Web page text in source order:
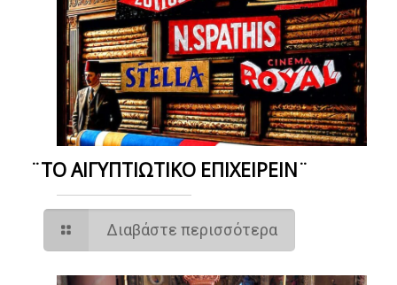
¨ΤΟ ΑΙΓΥΠΤΙΩΤΙΚΟ ΕΠΙΧΕΙΡΕΙΝ¨
Διαβάστε περισσότερα